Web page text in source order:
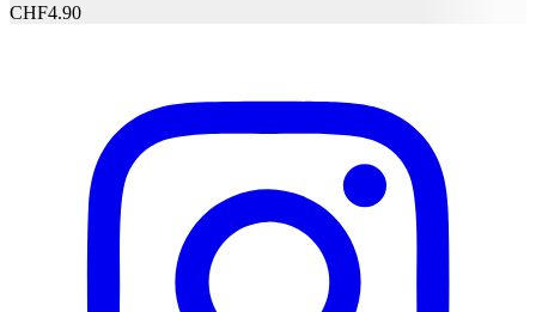
Herstellername
Herstellernummer
amseat
Herstellergarantie
0 Monate
Garantieinformationen
Farfalla
CHF4.90